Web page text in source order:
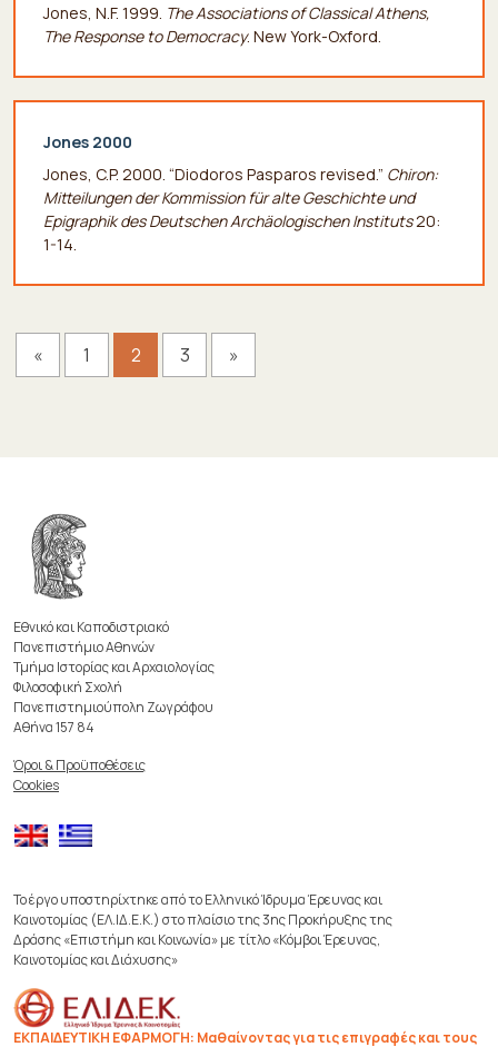
Jones, N.F. 1999. The Associations of Classical Athens,
The Response to Democracy. New York-Oxford.
Jones 2000
Jones, C.P. 2000. “Diodoros Pasparos revised.” Chiron:
Mitteilungen der Kommission für alte Geschichte und
Epigraphik des Deutschen Archäologischen Instituts20:
1-14.
« 1 2 3 »
Εθνικό και Καποδιστριακό
Πανεπιστήμιο Αθηνών
Τμήμα Ιστορίας και Αρχαιολογίας
Φιλοσοφική Σχολή
Πανεπιστημιούπολη Ζωγράφου
Αθήνα 157 84
Όροι & Προϋποθέσεις
Cookies
Το έργο υποστηρίχτηκε από το Ελληνικό Ίδρυμα Έρευνας και
Καινοτομίας (ΕΛ.ΙΔ.Ε.Κ.) στο πλαίσιο της 3ης Προκήρυξης της
Δράσης «Επιστήμη και Κοινωνία» με τίτλο «Κόμβοι Έρευνας,
Καινοτομίας και Διάχυσης»
ΕΚΠΑΙΔΕΥΤΙΚΗ ΕΦΑΡΜΟΓΗ: Μαθαίνοντας για τις επιγραφές και τους